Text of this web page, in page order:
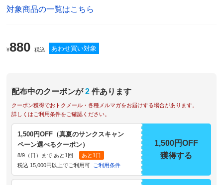
対象商品の一覧はこちら
¥880 税込 あわせ買い対象
配布中のクーポンが 2 件あります
クーポン獲得でおトクメール・各種メルマガをお届けする場合があります。
詳しくはご利用条件をご確認ください。
1,500円OFF（真夏のサンクスキャン
ペーン選べるクーポン）
8/9（日）まで あと1回
あと1日
税込 15,000円以上でご利用可 ご利用条件
1,500円OFF
獲得する